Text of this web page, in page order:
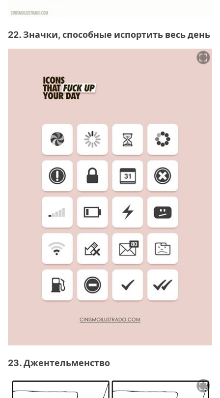
22. Значки, способные испортить весь день
23. Джентельменство